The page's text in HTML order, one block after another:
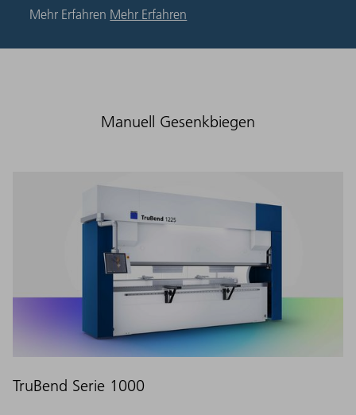
Mehr Erfahren Mehr Erfahren
Manuell Gesenkbiegen
TruBend Serie 1000